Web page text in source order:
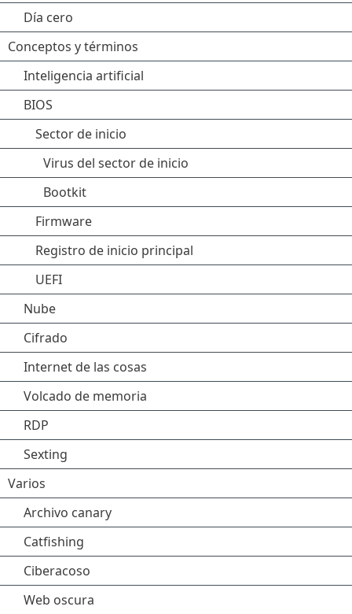
Día cero
Conceptos y términos
Inteligencia artificial
BIOS
Sector de inicio
Virus del sector de inicio
Bootkit
Firmware
Registro de inicio principal
UEFI
Nube
Cifrado
Internet de las cosas
Volcado de memoria
RDP
Sexting
Varios
Archivo canary
Catfishing
Ciberacoso
Web oscura